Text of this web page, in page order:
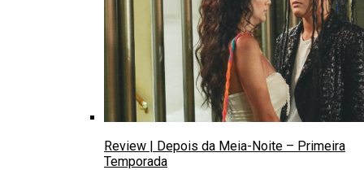
Review | Depois da Meia-Noite – Primeira
Temporada